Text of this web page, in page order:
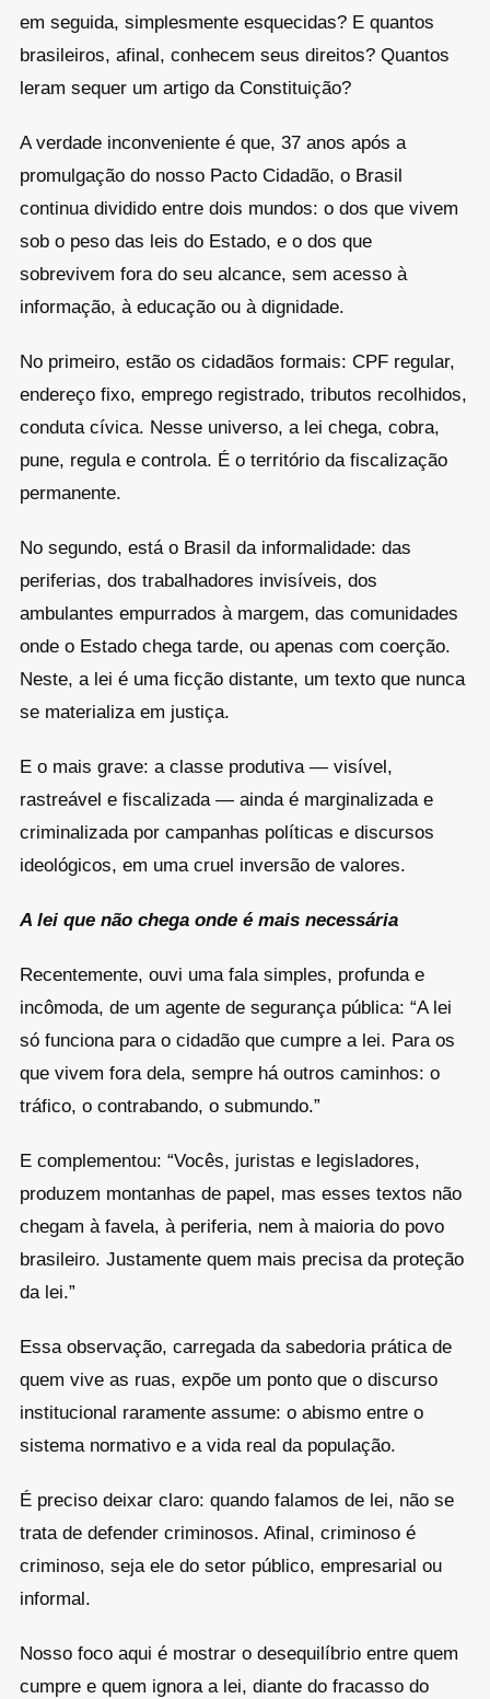
em seguida, simplesmente esquecidas? E quantos
brasileiros, afinal, conhecem seus direitos? Quantos
leram sequer um artigo da Constituição?
A verdade inconveniente é que, 37 anos após a
promulgação do nosso Pacto Cidadão, o Brasil
continua dividido entre dois mundos: o dos que vivem
sob o peso das leis do Estado, e o dos que
sobrevivem fora do seu alcance, sem acesso à
informação, à educação ou à dignidade.
No primeiro, estão os cidadãos formais: CPF regular,
endereço fixo, emprego registrado, tributos recolhidos,
conduta cívica. Nesse universo, a lei chega, cobra,
pune, regula e controla. É o território da fiscalização
permanente.
No segundo, está o Brasil da informalidade: das
periferias, dos trabalhadores invisíveis, dos
ambulantes empurrados à margem, das comunidades
onde o Estado chega tarde, ou apenas com coerção.
Neste, a lei é uma ficção distante, um texto que nunca
se materializa em justiça.
E o mais grave: a classe produtiva — visível,
rastreável e fiscalizada — ainda é marginalizada e
criminalizada por campanhas políticas e discursos
ideológicos, em uma cruel inversão de valores.
A lei que não chega onde é mais necessária
Recentemente, ouvi uma fala simples, profunda e
incômoda, de um agente de segurança pública: “A lei
só funciona para o cidadão que cumpre a lei. Para os
que vivem fora dela, sempre há outros caminhos: o
tráfico, o contrabando, o submundo.”
E complementou: “Vocês, juristas e legisladores,
produzem montanhas de papel, mas esses textos não
chegam à favela, à periferia, nem à maioria do povo
brasileiro. Justamente quem mais precisa da proteção
da lei.”
Essa observação, carregada da sabedoria prática de
quem vive as ruas, expõe um ponto que o discurso
institucional raramente assume: o abismo entre o
sistema normativo e a vida real da população.
É preciso deixar claro: quando falamos de lei, não se
trata de defender criminosos. Afinal, criminoso é
criminoso, seja ele do setor público, empresarial ou
informal.
Nosso foco aqui é mostrar o desequilíbrio entre quem
cumpre e quem ignora a lei, diante do fracasso do